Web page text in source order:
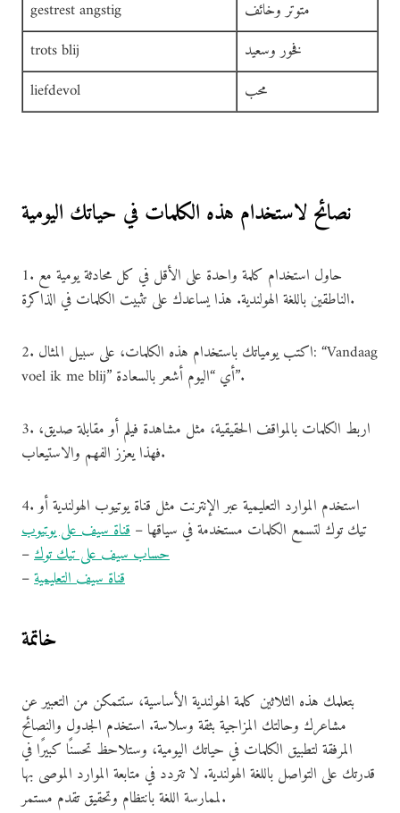
gestrest angstig
متوتر وخائف
trots blij
فخور وسعيد
liefdevol
محب
نصائح لاستخدام هذه الكلمات في حياتك اليومية
1. حاول استخدام كلمة واحدة على الأقل في كل محادثة يومية مع
الناطقين باللغة الهولندية. هذا يساعدك على تثبيت الكلمات في الذاكرة.
2. اكتب يومياتك باستخدام هذه الكلمات، على سبيل المثال: “Vandaag
voel ik me blij” أي “اليوم أشعر بالسعادة”.
3. اربط الكلمات بالمواقف الحقيقية، مثل مشاهدة فيلم أو مقابلة صديق،
فهذا يعزز الفهم والاستيعاب.
4. استخدم الموارد التعليمية عبر الإنترنت مثل قناة يوتيوب الهولندية أو
تيك توك لتسمع الكلمات مستخدمة في سياقها – قناة سيف على يوتيوب
–حساب سيف على تيك توك
–قناة سيف التعليمية
خاتمة
بتعلمك هذه الثلاثين كلمة الهولندية الأساسية، ستتمكن من التعبير عن
مشاعرك وحالتك المزاجية بثقة وسلاسة. استخدم الجدول والنصائح
المرفقة لتطبيق الكلمات في حياتك اليومية، وستلاحظ تحسنًا كبيرًا في
قدرتك على التواصل باللغة الهولندية. لا تتردد في متابعة الموارد الموصى بها
لممارسة اللغة بانتظام وتحقيق تقدم مستمر.